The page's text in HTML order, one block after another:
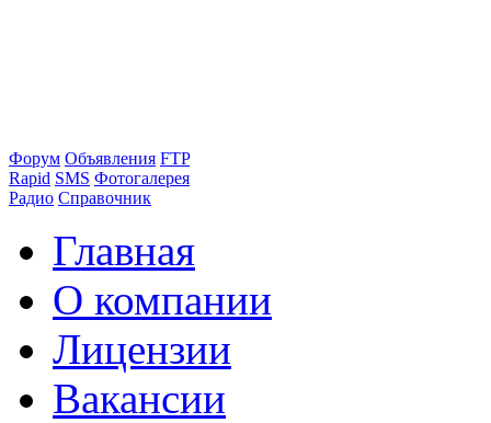
Форум Объявления FTP
Rapid SMS Фотогалерея
Радио Справочник
Главная
О компании
Лицензии
Вакансии